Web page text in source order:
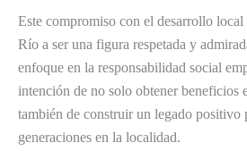
Este compromiso con el desarrollo
Río a ser una figura respetada y
enfoque en la responsabilidad social
intención de no solo obtener beneficios
también de construir un legado positivo
generaciones en la localidad.